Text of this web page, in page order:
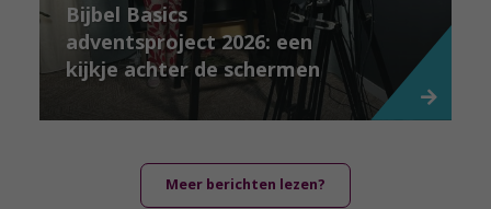
Bijbel Basics
adventsproject 2026: een
kijkje achter de schermen
Meer berichten lezen?